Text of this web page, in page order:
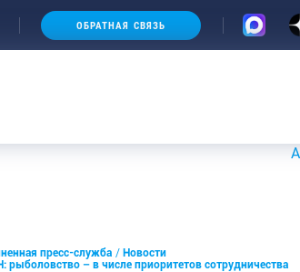
ОБРАТНАЯ СВЯЗЬ
пресс-служба
Новости
рыболовство – в числе приоритетов сотрудничества